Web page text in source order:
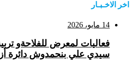
اخر الاخـبـار
14 مايو، 2026
فعاليات لمعرض للفلاحةو
سيدي علي بنحمدوش دائرة